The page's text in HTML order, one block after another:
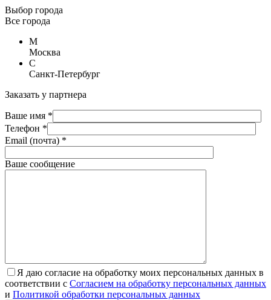
Выбор города
Все города
М
Москва
С
Санкт-Петербург
Заказать у партнера
Ваше имя *
Телефон *
Email (почта) *
Ваше сообщение
Я даю согласие на обработку моих персональных данных в
соответствии с Согласием на обработку персональных данных
и Политикой обработки персональных данных